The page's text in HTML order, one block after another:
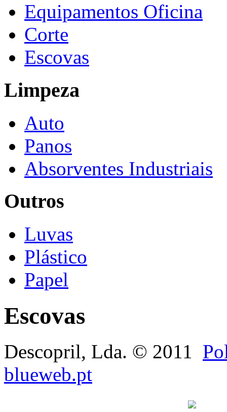
Equipamentos Oficina
Corte
Escovas
Limpeza
Auto
Panos
Absorventes Industriais
Outros
Luvas
Plástico
Papel
Escovas
Descopril, Lda. © 2011
blueweb.pt